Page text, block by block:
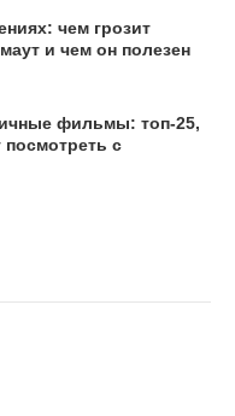
чем грозит
и чем он полезен
фильмы: топ-25,
посмотреть с